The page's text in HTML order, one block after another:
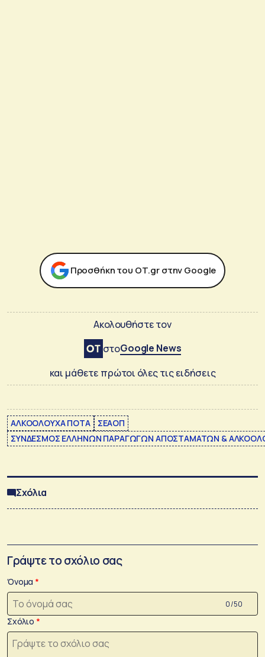
Προσθήκη του ΟΤ.gr στην Google
Ακολουθήστε τον
στοGoogle News
και μάθετε πρώτοι όλες τις ειδήσεις
ΑΛΚΟΟΛΟΥΧΑ ΠΟΤΑ
ΣΕΑΟΠ
ΣΥΝΔΕΣΜΟΣ ΕΛΛΗΝΩΝ ΠΑΡΑΓΩΓΩΝ ΑΠΟΣΤΑΜΑΤΩΝ &
Σχόλια
Γράψτε το σχόλιο σας
Όνομα
0 /50
Σχόλιο